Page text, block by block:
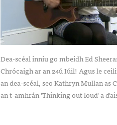
Dea-scéal inniu go mbeidh Ed
Chrócaigh ar an 24ú Iúil! Agus le
an dea-scéal, seo Kathryn Mullan as
an t-amhrán 'Thinking out loud' a